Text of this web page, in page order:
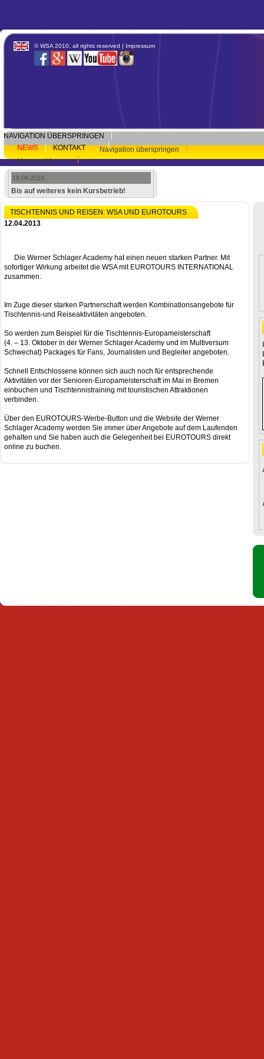
© WSA 2010, all rights reserved | Impressum
NAVIGATION ÜBERSPRINGEN
NEWS
KONTAKT
Navigation überspringen
Newsarchiv
19.04.2016
Bis auf weiteres kein Kursbetrieb!
TISCHTENNIS UND REISEN: WSA UND EUROTOURS
12.04.2013
Die Werner Schlager Academy hat einen neuen starken Partner. Mit
sofortiger Wirkung arbeitet die WSA mit EUROTOURS INTERNATIONAL
zusammen.
Im Zuge dieser starken Partnerschaft werden Kombinationsangebote für
Tischtennis-und Reiseaktivitäten angeboten.
So werden zum Beispiel für die Tischtennis-Europameisterschaft
(4. – 13. Oktober in der Werner Schlager Academy und im Multiversum
Schwechat) Packages für Fans, Journalisten und Begleiter angeboten.
Schnell Entschlossene können sich auch noch für entsprechende
Aktivitäten vor der Senioren-Europameisterschaft im Mai in Bremen
einbuchen und Tischtennistraining mit touristischen Attraktionen
verbinden.
Über den EUROTOURS-Werbe-Button und die Website der Werner
Schlager Academy werden Sie immer über Angebote auf dem Laufenden
gehalten und Sie haben auch die Gelegenheit bei EUROTOURS direkt
online zu buchen.